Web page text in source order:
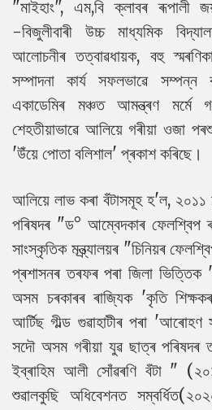
"মাইহাং", এম,বি ক্লাবৰ ৰূপালী
-বিজুলীবাৰী উচ্চ মাধ্যমিক
আলোচনীৰ তত্বাৱধায়ক, বহু
সম্পাদনা কাৰ্য সফলভাৱে
একাডেমিৰ মঞ্চত আমন্ত্ৰণ মৰ্মে
শেহতীয়াভাৱে আলিয়ে গৰীয়া ওজা
'উঁয়ে পোতা বলিশাল' প্ৰকাশ কৰিছে।
আলিয়ে লাভ কৰা বঁটাসমূহ হ'ল, ২০১১
পৰিষদৰ "ড° আম্বেদকাৰ ফেলশ্বিপ
সাংস্কৃতিক মন্ত্ৰ্যালয়ৰ "চিনিয়ৰ
প্ৰশাসনৰ তৰফৰ পৰা জিলা ভিত্তিক
অসম চৰকাৰৰ ৰাজ্যিক 'কৃতি
আৰ্টিছ গীল্ড গুৱাহাটীৰ পৰা
সদৌ অসম গৰীয়া যুৱ ছাত্ৰ পৰিষদৰ
ইব্ৰাহিম আলী সোঁৱৰণি বঁটা "
শুৱালকুছি অধিবেশনত